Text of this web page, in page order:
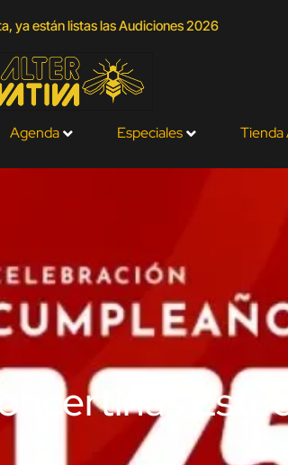
ya están listas las Audiciones 2026
Agenda Especiales Tienda